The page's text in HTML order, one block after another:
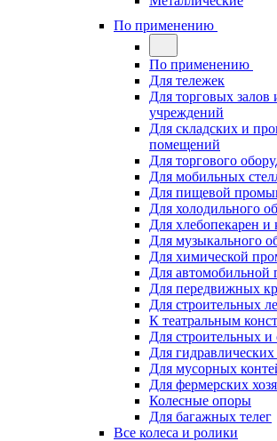
По применению
По применению
Для тележек
Для торговых
учреждений
Для складских и
помещений
Для торгового
Для мобильных
Для пищевой
Для холодильного
Для хлебопекарен и
Для музыкального
Для химической
Для
Для передвижных
Для строительных
К театральным
Для строительных и
Для
Для мусорных
Для фермерских
Колесные опоры
Для багажных телег
Все колеса и ролики